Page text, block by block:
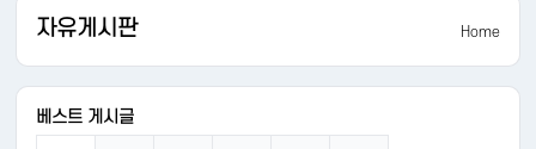
자유게시판 Home
베스트 게시글